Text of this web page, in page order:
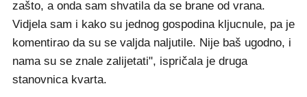
zašto, a onda sam shvatila da se brane od vrana.
Vidjela sam i kako su jednog gospodina kljucnule, pa je
komentirao da su se valjda naljutile. Nije baš ugodno, i
nama su se znale zalijetati", ispričala je druga
stanovnica kvarta.